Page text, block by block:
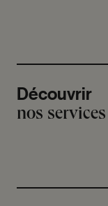
Découvrir
nos